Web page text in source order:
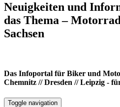
Neuigkeiten und
das Thema –
Sachsen
Das Infoportal für Biker und
Chemnitz // Dresden // Leipzig -
Toggle navigation